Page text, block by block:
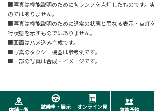
■写真は機能説明のために各ランプを点灯したものです。
のではありません。
■写真は機能説明のために通常の状態と異なる表示・点灯
行状態を示すものではありません。
■画面はハメ込み合成です。
■写真のタクシー機器は参考例です。
■一部の写真は合成・イメージです。
店舗一覧
試乗車・展示
オンライン見
商談予約